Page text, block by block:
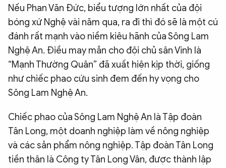
Nếu Phan Văn Đức, biểu tượng lớn nhất của đội
bóng xứ Nghệ vài năm qua, ra đi thì đó sẽ là một cú
đánh rất mạnh vào niềm kiêu hãnh của Sông Lam
Nghệ An. Điều may mắn cho đội chủ sân Vinh là
“Mạnh Thường Quân” đã xuất hiện kịp thời, giống
như chiếc phao cứu sinh đem đến hy vọng cho
Sông Lam Nghệ An.
Chiếc phao của Sông Lam Nghệ An là Tập đoàn
Tân Long, một doanh nghiệp làm về nông nghiệp
và các sản phẩm nông nghiệp. Tập đoàn Tân Long
tiền thân là Công ty Tân Long Vân, được thành lập